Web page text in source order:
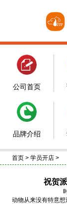
公司首页
品牌介绍
首页 > 学员开店 >
祝贺
动物从来没有特意